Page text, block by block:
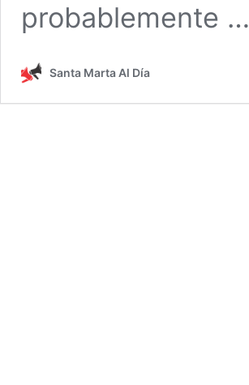
probablemente …
Santa Marta Al Día